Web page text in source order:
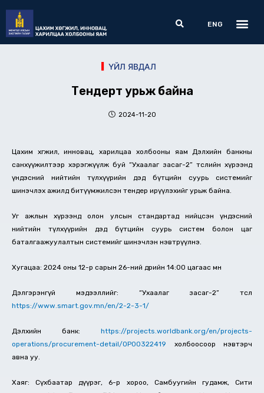
content
Search
ENG
ҮЙЛ ЯВДАЛ
Тендерт урьж байна
2024-11-20
Цахим хөгжил, инновац, харилцаа холбооны яам Дэлхийн банкны
санхүүжилтээр хэрэгжүүлж буй “Ухаалаг засаг-2” төслийн хүрээнд
үндэсний нийтийн түлхүүрийн дэд бүтцийн суурь системийг
шинэчлэх ажилд битүүмжилсэн тендер ирүүлэхийг урьж байна.
Уг ажлын хүрээнд олон улсын стандартад нийцсэн үндэсний
нийтийн түлхүүрийн дэд бүтцийн суурь систем болон цаг
баталгаажуулалтын системийг шинэчлэн нэвтрүүлнэ.
Хугацаа: 2024 оны 12-р сарын 26-ний өдрийн 14:00 цагаас өмнө
Дэлгэрэнгүй мэдээллийг: “Ухаалаг засаг-2” төсөл
https://www.smart.gov.mn/en/2-2-3-1/
Дэлхийн банк: https://projects.worldbank.org/en/projects-
operations/procurement-detail/OP00322419 холбоосоор нэвтэрч
авна уу.
Хаяг: Сүхбаатар дүүрэг, 6-р хороо, Самбуугийн гудамж, Сити